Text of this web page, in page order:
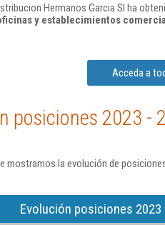
Hermanos Garcia Sl ha
y establecimientos
Acceda a
posiciones 2023 -
mostramos la evolución de
Evolución posiciones